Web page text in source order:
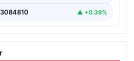
3084810 ▲ +0.39%